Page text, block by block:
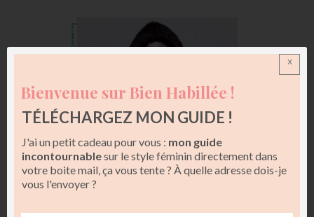
Bienvenue sur Bien Habillée !
TÉLÉCHARGEZ MON GUIDE !
J'ai un petit cadeau pour vous : mon guide
incontournablesur le style féminin directement dans
votre boite mail, ça vous tente ? À quelle adresse dois-je
vous l'envoyer ?
x